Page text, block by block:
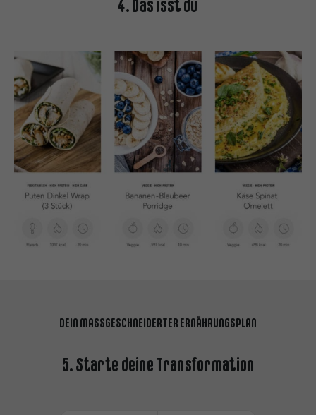
4. Das isst du
DEIN MASSGESCHNEIDERTER ERNÄHRUNGSPLAN
5. Starte deine Transformation